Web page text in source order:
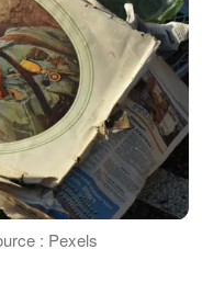
: Pexels